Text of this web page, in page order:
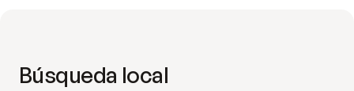
Búsqueda local